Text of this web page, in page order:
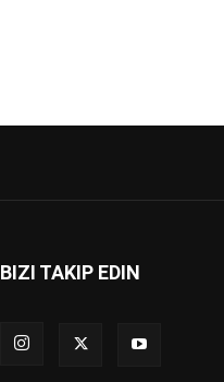
BIZI TAKIP EDIN